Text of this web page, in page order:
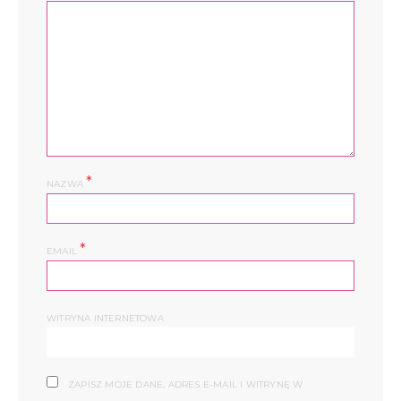
NAZWA*
EMAIL*
WITRYNA INTERNETOWA
ZAPISZ MOJE DANE, ADRES E-MAIL I WITRYNĘ W